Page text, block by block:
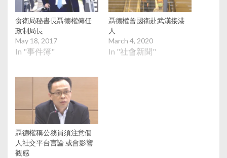
食衛局秘書長聶德權傳任
政制局長
May 18, 2017
In "事件簿"
聶德權曾國衞赴武漢接港
人
March 4, 2020
In "社會新聞"
聶德權稱公務員須注意個
人社交平台言論 或會影響
觀感